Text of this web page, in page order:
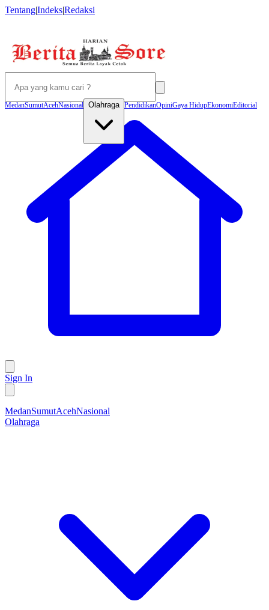
Tentang|Indeks|Redaksi
MedanSumutAcehNasional Olahraga PendidikanOpiniGaya HidupEkonomiEditorial
Sign In
MedanSumutAcehNasional
Olahraga